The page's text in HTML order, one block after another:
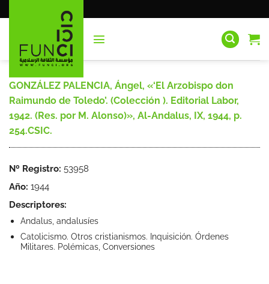
al
GONZÁLEZ PALENCIA, Ángel, «‘El Arzobispo don
Raimundo de Toledo’. (Colección ). Editorial Labor,
1942. (Res. por M. Alonso)», Al-Andalus, IX, 1944, p.
254.CSIC.
Nº Registro: 53958
Año: 1944
Descriptores:
Andalus, andalusíes
Catolicismo. Otros cristianismos. Inquisición. Órdenes
Militares. Polémicas, Conversiones